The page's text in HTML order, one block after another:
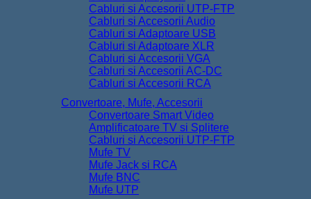
Cabluri si Accesorii UTP-FTP
Cabluri si Accesorii Audio
Cabluri si Adaptoare USB
Cabluri si Adaptoare XLR
Cabluri si Accesorii VGA
Cabluri si Accesorii AC-DC
Cabluri si Accesorii RCA
Convertoare, Mufe, Accesorii
Convertoare Smart Video
Amplificatoare TV si Splitere
Cabluri si Accesorii UTP-FTP
Mufe TV
Mufe Jack si RCA
Mufe BNC
Mufe UTP